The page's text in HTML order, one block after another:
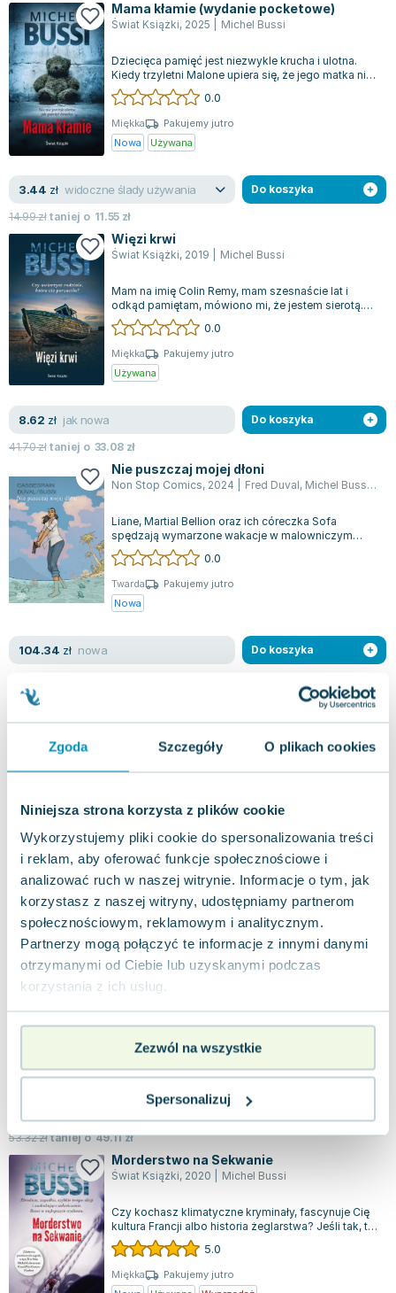
Zgoda Szczegóły O plikach cookies
Niniejsza strona korzysta z plików cookie
Wykorzystujemy pliki cookie do spersonalizowania treści
i reklam, aby oferować funkcje społecznościowe i
analizować ruch w naszej witrynie. Informacje o tym, jak
korzystasz z naszej witryny, udostępniamy partnerom
społecznościowym, reklamowym i analitycznym.
Partnerzy mogą połączyć te informacje z innymi danymi
otrzymanymi od Ciebie lub uzyskanymi podczas
korzystania z ich usług.
Zezwól na wszystkie
Spersonalizuj
Mama kłamie (wydanie pocketowe)
Świat Książki, 2025 Michel Bussi
Dziecięca pamięć jest niezwykle krucha i ulotna.
Kiedy trzyletni Malone upiera się, że jego matka nie
jest jego prawdziwą mamą, mi...
0.0
Miękka
Pakujemy jutro
Nowa
Używana
3.44 zł widoczne ślady używania
14.99złtaniej o 11.55 zł
Do koszyka
Więzi krwi
Świat Książki, 2019 Michel Bussi
Mam na imię Colin Remy, mam szesnaście lat i
odkąd pamiętam, mówiono mi, że jestem sierotą.
Lecz nigdy w to nie wierzyłem. W sierp...
0.0
Miękka
Pakujemy jutro
Używana
8.62 zł jak nowa
41.70złtaniej o 33.08 zł
Do koszyka
Nie puszczaj mojej dłoni
Non Stop Comics, 2024 Fred Duval, Michel Bussi ,
Liane, Martial Bellion oraz ich córeczka Sofa
spędzają wymarzone wakacje w malowniczym
otoczeniu wyspy Reunion, delektując się tro...
0.0
Twarda
Pakujemy jutro
Nowa
104.34 zł nowa Do koszyka
Lyse-Rose czy Emilie? Ta zagadka od lat przyciąga
Miękka
Pakujemy jutro
Używana
3.73 zł jak nowa
34.90 złtaniej o31.17zł
Do koszyka
Nigdy nie zapomnieć
Świat Książki ,2016| Michel Bussi
Michel Bussi, którego książki zostały
przetłumaczone na 29 języków i sprzedały się we
Francji w nakładzie 2,5 miliona egzemplarzy,...
Miękka
Pakujemy jutro
53.32złtaniej o49.11zł
Morderstwo na Sekwanie
Świat Książki, 2020 Michel Bussi
Czy kochasz klimatyczne kryminały, fascynuje Cię
kultura Francji albo historia żeglarstwa? Jeśli tak, to
sięgnij po książkę "Morde...
5.0
Miękka
Pakujemy jutro